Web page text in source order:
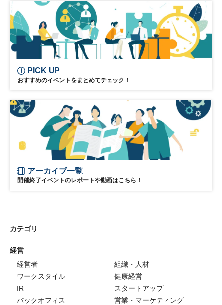
PICK UP
おすすめのイベントをまとめてチェック！
アーカイブ一覧
開催終了イベントのレポートや動画はこちら！
カテゴリ
経営
経営者
組織・人材
ワークスタイル
健康経営
IR
スタートアップ
バックオフィス
営業・マーケティング